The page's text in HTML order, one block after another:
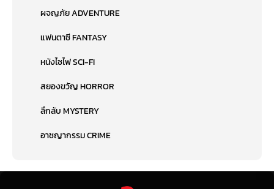
ผจญภัย ADVENTURE
แฟนตาซี FANTASY
หนังไซไฟ SCI-FI
สยองขวัญ HORROR
ลึกลับ MYSTERY
อาชญากรรม CRIME